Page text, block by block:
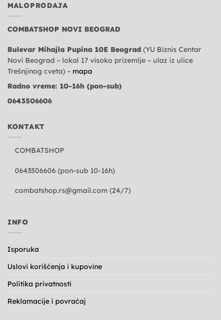
MALOPRODAJA
COMBATSHOP NOVI BEOGRAD
Bulevar Mihajla Pupina 10E Beograd (YU Biznis Centar
Novi Beograd – lokal 17 visoko prizemlje – ulaz iz ulice
Trešnjinog cveta) – mapa
Radno vreme: 10-16h (pon-sub)
0643506606
KONTAKT
COMBATSHOP
0643506606 (pon-sub 10-16h)
combatshop.rs@gmail.com (24/7)
INFO
Isporuka
Uslovi korišćenja i kupovine
Politika privatnosti
Reklamacije i povraćaj